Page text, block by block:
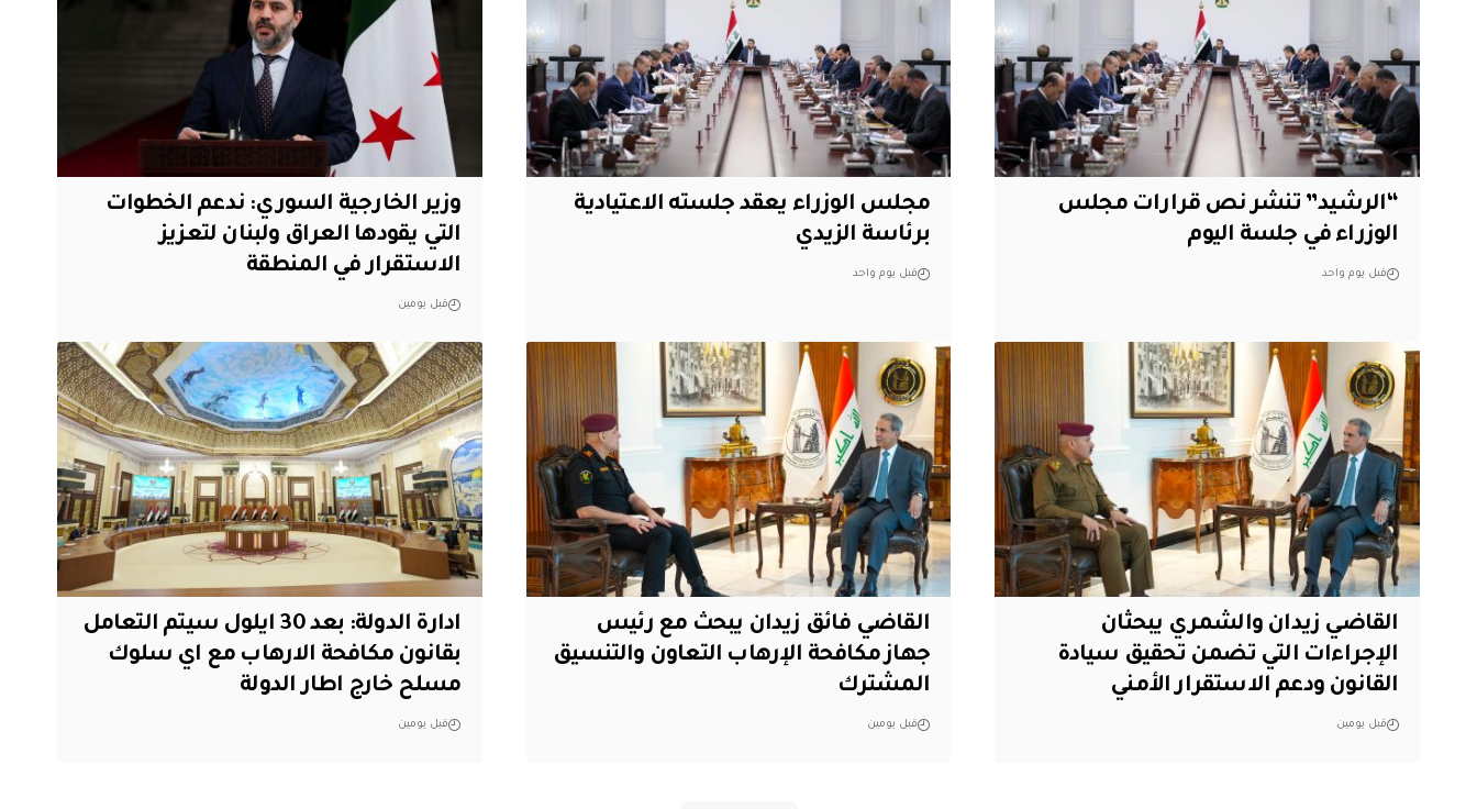
“الرشيد” تنشر نص قرارات مجلس
الوزراء في جلسة اليوم
قبل يوم واحد
مجلس الوزراء يعقد جلسته الاعتيادية
برئاسة الزيدي
قبل يوم واحد
وزير الخارجية السوري: ندعم الخطوات
التي يقودها العراق ولبنان لتعزيز
الاستقرار في المنطقة
قبل يومين
القاضي زيدان والشمري يبحثان
الإجراءات التي تضمن تحقيق سيادة
القانون ودعم الاستقرار الأمني
قبل يومين
القاضي فائق زيدان يبحث مع رئيس
جهاز مكافحة الإرهاب التعاون والتنسيق
المشترك
قبل يومين
ادارة الدولة: بعد 30 ايلول سيتم التعامل
بقانون مكافحة الارهاب مع اي سلوك
مسلح خارج اطار الدولة
قبل يومين